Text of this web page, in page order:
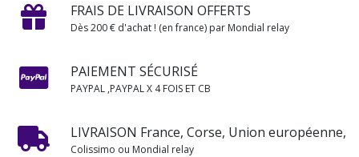
FRAIS DE LIVRAISON OFFERTS
Dès 200 € d'achat ! (en france) par Mondial relay
PAIEMENT SÉCURISÉ
PAYPAL ,PAYPAL X 4 FOIS ET CB
LIVRAISON France, Corse, Union européenne,
Colissimo ou Mondial relay